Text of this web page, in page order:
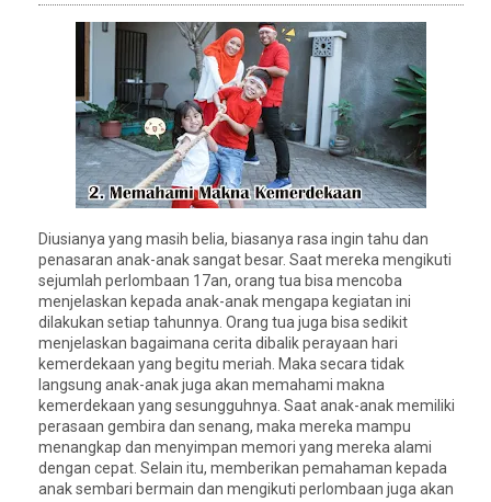
Diusianya yang masih belia, biasanya rasa ingin tahu dan
penasaran anak-anak sangat besar. Saat mereka mengikuti
sejumlah perlombaan 17an, orang tua bisa mencoba
menjelaskan kepada anak-anak mengapa kegiatan ini
dilakukan setiap tahunnya. Orang tua juga bisa sedikit
menjelaskan bagaimana cerita dibalik perayaan hari
kemerdekaan yang begitu meriah. Maka secara tidak
langsung anak-anak juga akan memahami makna
kemerdekaan yang sesungguhnya. Saat anak-anak memiliki
perasaan gembira dan senang, maka mereka mampu
menangkap dan menyimpan memori yang mereka alami
dengan cepat. Selain itu, memberikan pemahaman kepada
anak sembari bermain dan mengikuti perlombaan juga akan